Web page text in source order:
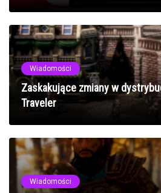
Wiadomości
Zaskakujące zmiany w
Traveler
Wiadomości